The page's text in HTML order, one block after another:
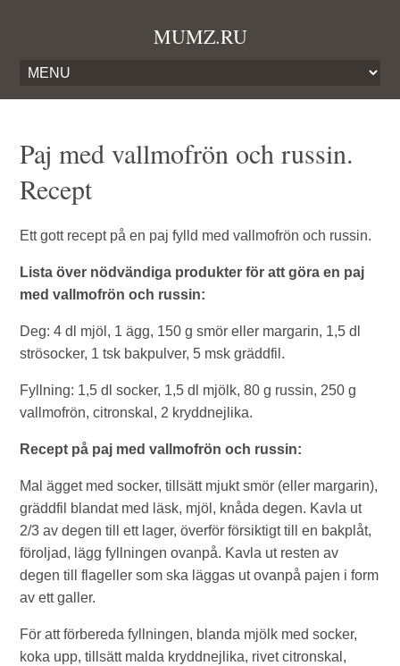
MUMZ.RU
Paj med vallmofrön och russin.
Recept
Ett gott recept på en paj fylld med vallmofrön och russin.
Lista över nödvändiga produkter för att göra en paj
med vallmofrön och russin:
Deg: 4 dl mjöl, 1 ägg, 150 g smör eller margarin, 1,5 dl
strösocker, 1 tsk bakpulver, 5 msk gräddfil.
Fyllning: 1,5 dl socker, 1,5 dl mjölk, 80 g russin, 250 g
vallmofrön, citronskal, 2 kryddnejlika.
Recept på paj med vallmofrön och russin:
Mal ägget med socker, tillsätt mjukt smör (eller margarin),
gräddfil blandat med läsk, mjöl, knåda degen. Kavla ut
2/3 av degen till ett lager, överför försiktigt till en bakplåt,
föroljad, lägg fyllningen ovanpå. Kavla ut resten av
degen till flageller som ska läggas ut ovanpå pajen i form
av ett galler.
För att förbereda fyllningen, blanda mjölk med socker,
koka upp, tillsätt malda kryddnejlika, rivet citronskal,